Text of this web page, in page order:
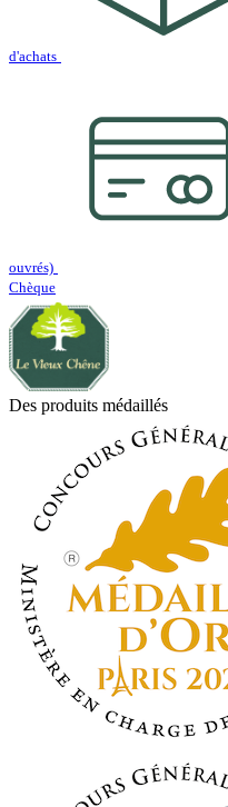
d'achats
ouvrés)
Chèque
Des produits médaillés